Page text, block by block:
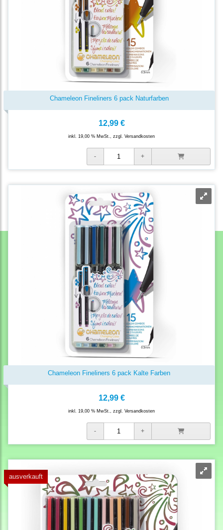
Chameleon Fineliners 6 pack Naturfarben
12,99 €
inkl. 19,00 % MwSt., zzgl. Versandkosten
Chameleon Fineliners 6 pack Kalte Farben
12,99 €
inkl. 19,00 % MwSt., zzgl. Versandkosten
ausverkauft